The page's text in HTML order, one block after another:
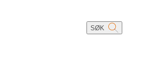
SØK